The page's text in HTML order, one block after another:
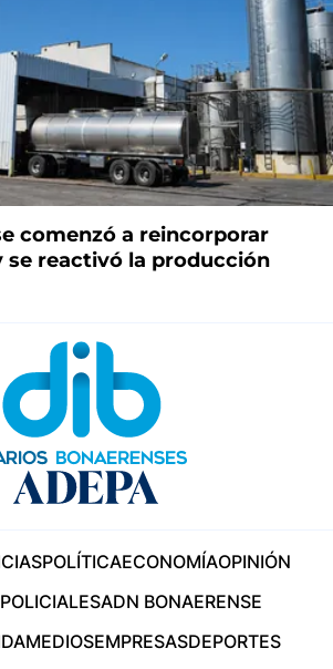
comenzó a reincorporar
se reactivó la producción
POLÍTICAECONOMÍAOPINIÓN
POLICIALESADN BONAERENSE
MEDIOSEMPRESASDEPORTES